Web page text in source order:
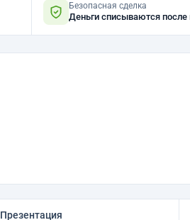
Безопасная сделка
Деньги списываются после
Презентация